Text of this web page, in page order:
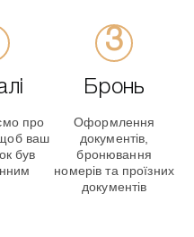
про
щоб ваш
був
Бронь
Оформлення
документів,
бронювання
номерів та проїзних
документів